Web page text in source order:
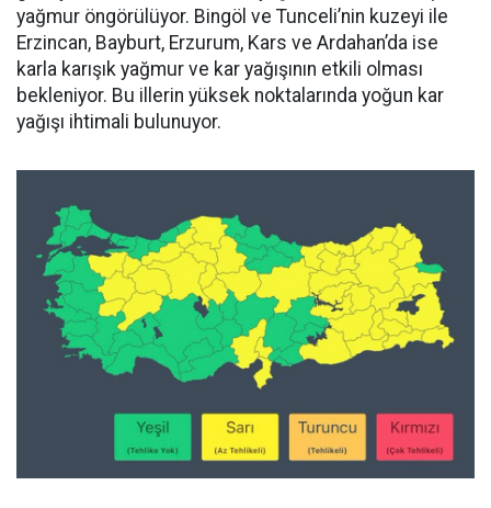
yağmur öngörülüyor. Bingöl ve Tunceli’nin kuzeyi ile
Erzincan, Bayburt, Erzurum, Kars ve Ardahan’da ise
karla karışık yağmur ve kar yağışının etkili olması
bekleniyor. Bu illerin yüksek noktalarında yoğun kar
yağışı ihtimali bulunuyor.